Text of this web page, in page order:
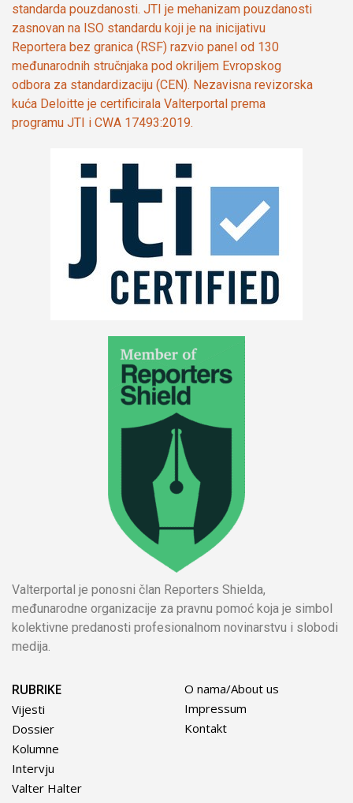
standarda pouzdanosti. JTI je mehanizam pouzdanosti
zasnovan na ISO standardu koji je na inicijativu
Reportera bez granica (RSF) razvio panel od 130
međunarodnih stručnjaka pod okriljem Evropskog
odbora za standardizaciju (CEN). Nezavisna revizorska
kuća Deloitte je certificirala Valterportal prema
programu JTI i CWA 17493:2019.
Valterportal je ponosni član Reporters Shielda,
međunarodne organizacije za pravnu pomoć koja je simbol
kolektivne predanosti profesionalnom novinarstvu i slobodi
medija.
RUBRIKE
Vijesti
Dossier
Kolumne
Intervju
Valter Halter
O nama/About us
Impressum
Kontakt